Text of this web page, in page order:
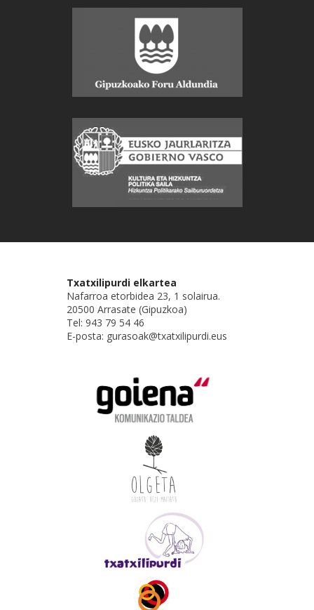
Txatxilipurdi elkartea
Nafarroa etorbidea 23, 1 solairua.
20500 Arrasate (Gipuzkoa)
Tel: 943 79 54 46
E-posta: gurasoak@txatxilipurdi.eus